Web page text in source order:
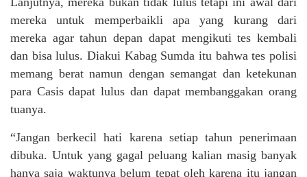
mereka untuk memperbaikli apa yang kurang dari
mereka agar tahun depan dapat mengikuti tes kembali
dan bisa lulus. Diakui Kabag Sumda itu bahwa tes polisi
memang berat namun dengan semangat dan ketekunan
para Casis dapat lulus dan dapat membanggakan orang
tuanya.
“Jangan berkecil hati karena setiap tahun penerimaan
dibuka. Untuk yang gagal peluang kalian masig banyak
hanya saja waktunya belum tepat oleh karena itu jangan